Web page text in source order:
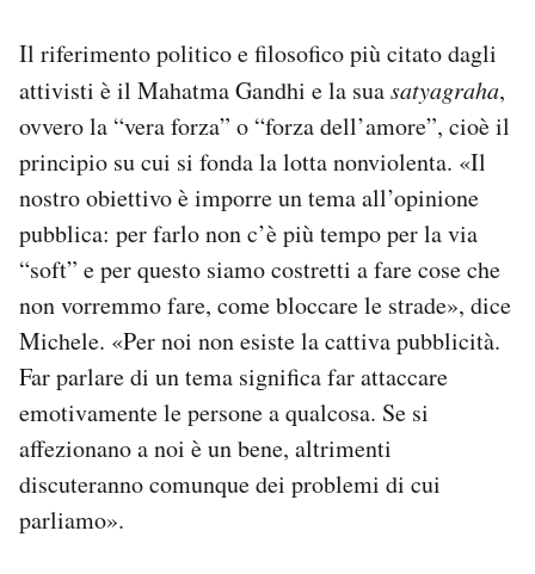
Il riferimento politico e filosofico più citato dagli
attivisti è il Mahatma Gandhi e la suasatyagraha,
ovvero la “vera forza” o “forza dell’amore”, cioè il
principio su cui si fonda la lotta nonviolenta. «Il
nostro obiettivo è imporre un tema all’opinione
pubblica: per farlo non c’è più tempo per la via
“soft” e per questo siamo costretti a fare cose che
non vorremmo fare, come bloccare le strade», dice
Michele. «Per noi non esiste la cattiva pubblicità.
Far parlare di un tema significa far attaccare
emotivamente le persone a qualcosa. Se si
affezionano a noi è un bene, altrimenti
discuteranno comunque dei problemi di cui
parliamo».